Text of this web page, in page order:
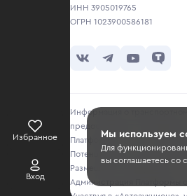
Избранное
Вход
ИНН 3905019765
ОГРН 1023900586181
Информация о
предоставляется продавцом
Платформа не несет
Потенциальным
Размещение информации о
Администрация Платформы
Мы используем
Для
вы соглашаетесь со